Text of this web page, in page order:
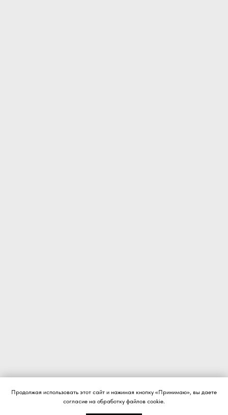
Продолжая использовать этот сайт и нажимая кнопку «Принимаю», вы даете
согласие на обработку файлов cookie.